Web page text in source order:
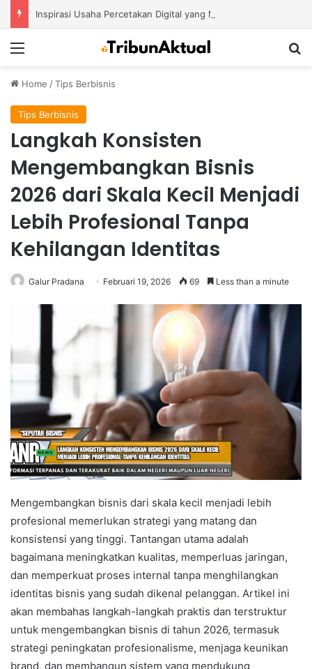
Home /Tips Berbisnis
Tips Berbisnis
Langkah Konsisten
Mengembangkan Bisnis
2026 dari Skala Kecil Menjadi
Lebih Profesional Tanpa
Kehilangan Identitas
Galur Pradana Februari 19, 2026 69 Less than a minute
Mengembangkan bisnis dari skala kecil menjadi lebih
profesional memerlukan strategi yang matang dan
konsistensi yang tinggi. Tantangan utama adalah
bagaimana meningkatkan kualitas, memperluas jaringan,
dan memperkuat proses internal tanpa menghilangkan
identitas bisnis yang sudah dikenal pelanggan. Artikel ini
akan membahas langkah-langkah praktis dan terstruktur
untuk mengembangkan bisnis di tahun 2026, termasuk
strategi peningkatan profesionalisme, menjaga keunikan
brand, dan membangun sistem yang mendukung